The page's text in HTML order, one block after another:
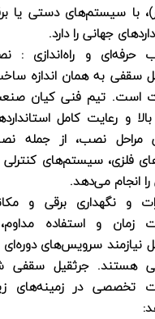
با سیستم‌های دستی یا
جهانی را دارد.
حرفه‌ای و راه‌اندازی :
سقفی به‌ همان اندازه
است. تیم فنی کیان
و رعایت کامل
مراحل نصب، از جمله
فلزی، سیستم‌های کنترلی و
را انجام می‌دهد.
و نگهداری برقی و
زمان و استفاده
نیازمند سرویس‌های
هستند. جرثقیل سقفی
تخصصی در زمینه‌های